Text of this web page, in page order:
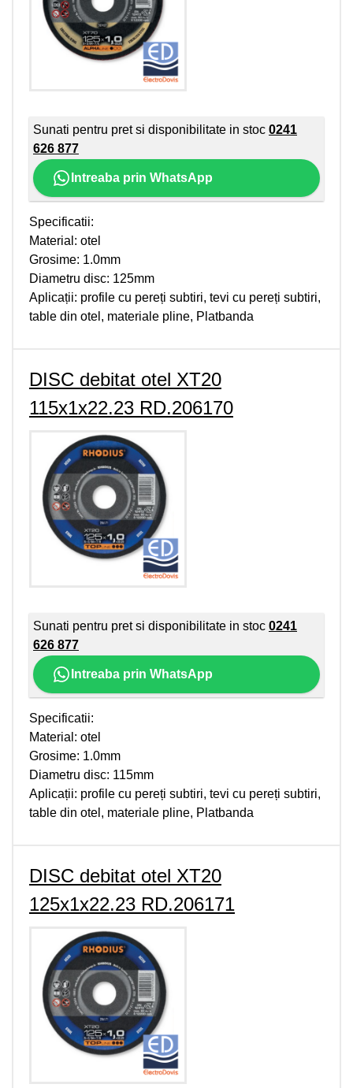
Sunati pentru pret si disponibilitate in stoc 0241
626 877
Intreaba prin WhatsApp
Specificatii:
Material: otel
Grosime: 1.0mm
Diametru disc: 125mm
Aplicații: profile cu pereți subtiri, tevi cu pereți subtiri,
table din otel, materiale pline, Platbanda
DISC debitat otel XT20
115x1x22.23 RD.206170
Sunati pentru pret si disponibilitate in stoc 0241
626 877
Intreaba prin WhatsApp
Specificatii:
Material: otel
Grosime: 1.0mm
Diametru disc: 115mm
Aplicații: profile cu pereți subtiri, tevi cu pereți subtiri,
table din otel, materiale pline, Platbanda
DISC debitat otel XT20
125x1x22.23 RD.206171